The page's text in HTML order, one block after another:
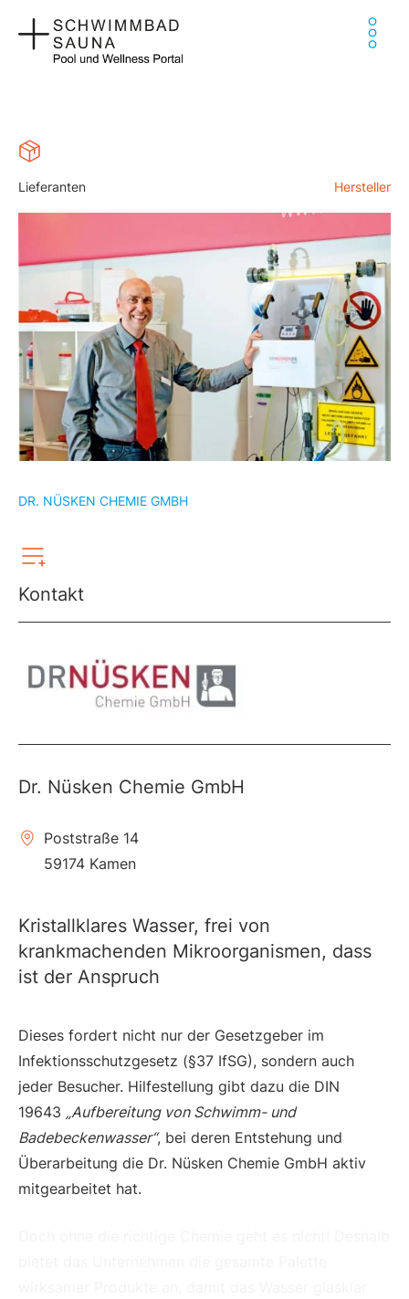
Inhalt
springen
Lieferanten Hersteller
DR. NÜSKEN CHEMIE GMBH
Kontakt
Dr. Nüsken Chemie GmbH
Poststraße 14
59174 Kamen
Kristallklares Wasser, frei von
krankmachenden Mikroorganismen, dass
ist der Anspruch
Dieses fordert nicht nur der Gesetzgeber im
Infektionsschutzgesetz (§37 IfSG), sondern auch
jeder Besucher. Hilfestellung gibt dazu die DIN
19643 „Aufbereitung von Schwimm- und
Badebeckenwasser“, bei deren Entstehung und
Überarbeitung die Dr. Nüsken Chemie GmbH aktiv
mitgearbeitet hat.